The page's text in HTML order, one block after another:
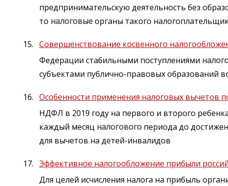
предпринимательскую деятельность без
то налоговыеорганы такого
Совершенствование косвенного
Федерации стабильными поступлениями
субъектами публично-правовых образований
Особенности применения налоговых вычетов
НДФЛ в 2019 году на первого и второго
каждый месяц налогового периода до
для вычетов на детей-инвалидов
Эффективное налогообложение прибыли
Для целей исчисления налога на прибыль